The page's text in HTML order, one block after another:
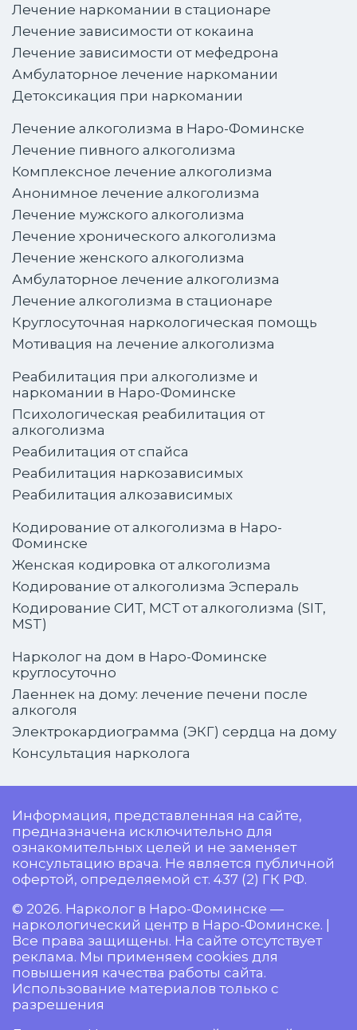
Лечение наркомании в стационаре
Лечение зависимости от кокаина
Лечение зависимости от мефедрона
Амбулаторное лечение наркомании
Детоксикация при наркомании
Лечение алкоголизма в Наро-Фоминске
Лечение пивного алкоголизма
Комплексное лечение алкоголизма
Анонимное лечение алкоголизма
Лечение мужского алкоголизма
Лечение хронического алкоголизма
Лечение женского алкоголизма
Амбулаторное лечение алкоголизма
Лечение алкоголизма в стационаре
Круглосуточная наркологическая помощь
Мотивация на лечение алкоголизма
Реабилитация при алкоголизме и
наркомании в Наро-Фоминске
Психологическая реабилитация от
алкоголизма
Реабилитация от спайса
Реабилитация наркозависимых
Реабилитация алкозависимых
Кодирование от алкоголизма в Наро-
Фоминске
Женская кодировка от алкоголизма
Кодирование от алкоголизма Эспераль
Кодирование СИТ, МСТ от алкоголизма (SIT,
MST)
Нарколог на дом в Наро-Фоминске
круглосуточно
Лаеннек на дому: лечение печени после
алкоголя
Электрокардиограмма (ЭКГ) сердца на дому
Консультация нарколога
Информация, представленная на сайте,
предназначена исключительно для
ознакомительных целей и не заменяет
консультацию врача. Не является публичной
офертой, определяемой ст. 437 (2) ГК РФ.
© 2026. Нарколог в Наро-Фоминске —
наркологический центр в Наро-Фоминске. |
Все права защищены. На сайте отсутствует
реклама. Мы применяем cookies для
повышения качества работы сайта.
Использование материалов только с
разрешения